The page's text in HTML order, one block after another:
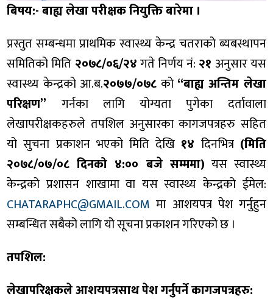
बिषय:- बाह्य लेखा परीक्षक नियुक्ति बारेमा ।
प्रस्तुत सम्बन्धमा प्राथमिक स्वास्थ्य केन्द्र चतराको ब्यबस्थापन
समितिको मिति २०७८/०६/२४गते निर्णय नं: २१ अनुसार यस
स्वास्थ्य केन्द्रको आ.ब.२०७७/०७८ को “बाह्य अन्तिम लेखा
परिक्षण” गर्नका लागि योग्यता पुगेका दर्तावाला
लेखापरीक्षकहरुले तपशिल अनुसारका कागजपत्रहरु सहित
यो सुचना प्रकाशन भएको मिति देखि १४ दिनभित्र (मिति
२०७८/०७/०८ दिनको ४:०० बजे सम्ममा) यस स्वास्थ्य
केन्द्रको प्रशासन शाखामा वा यस स्वास्थ्य केन्द्रको ईमेल:
CHATARAPHC@GMAIL.COM मा आशयपत्र पेश गर्नुहुन
सम्बन्धित सबैको लागि यो सूचना प्रकाशन गरिएको छ ।
तपशिल:
लेखापरिक्षकले आशयपत्रसाथ पेश गर्नुपर्ने कागजपत्रहरु: